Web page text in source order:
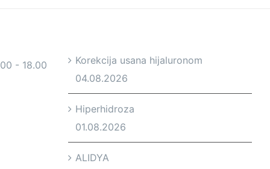
- 18.00
Korekcija usana hijaluronom
04.08.2026
Hiperhidroza
01.08.2026
ALIDYA